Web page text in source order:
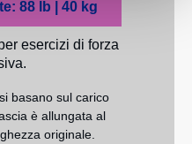
88 lb | 40 kg
esercizi di forza
basano sul carico
è allungata al
originale.